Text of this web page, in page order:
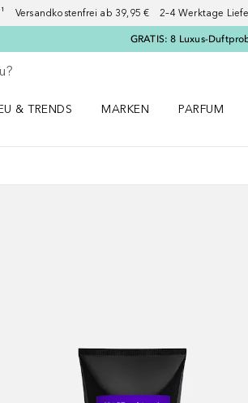
¹ Versandkostenfrei ab 39,95 € 2–4 Werktage
GRATIS: 8 Luxus-
& TRENDS
MARKEN
PARFUM